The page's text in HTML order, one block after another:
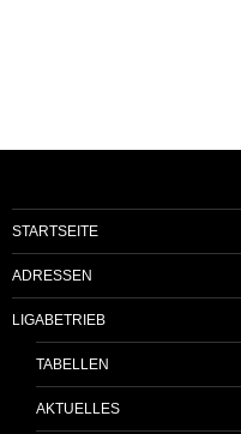
STARTSEITE
ADRESSEN
LIGABETRIEB
TABELLEN
AKTUELLES